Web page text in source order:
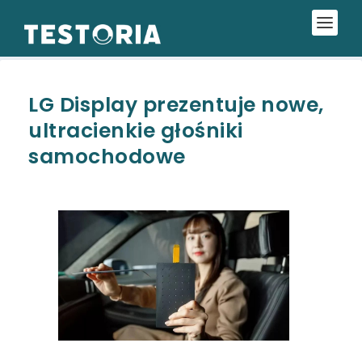
LG Display prezentuje nowe,
ultracienkie głośniki
samochodowe